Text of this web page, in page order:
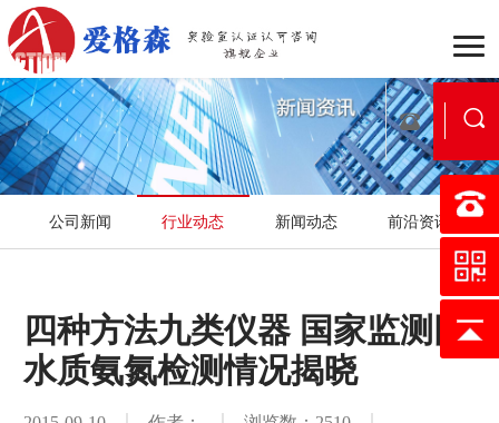
企业介绍 组织架构
医学实
认可流程 合作流程
行业案例
公司新闻 行业动态 新闻动态 前沿资讯
四种方法九类仪器 国家监测网
水质氨氮检测情况揭晓